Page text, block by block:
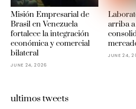
Misión Empresarial de
Brasil en Venezuela
fortalece la integración
económica y comercial
bilateral
JUNE 24, 2026
arriba
JUNE 24,
ultimos tweets